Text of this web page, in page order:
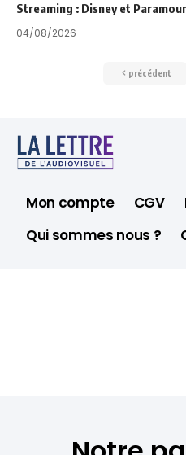
Streaming : Disney et
04/08/2026
précédent
Mon compte CGV
Qui sommes nous ?